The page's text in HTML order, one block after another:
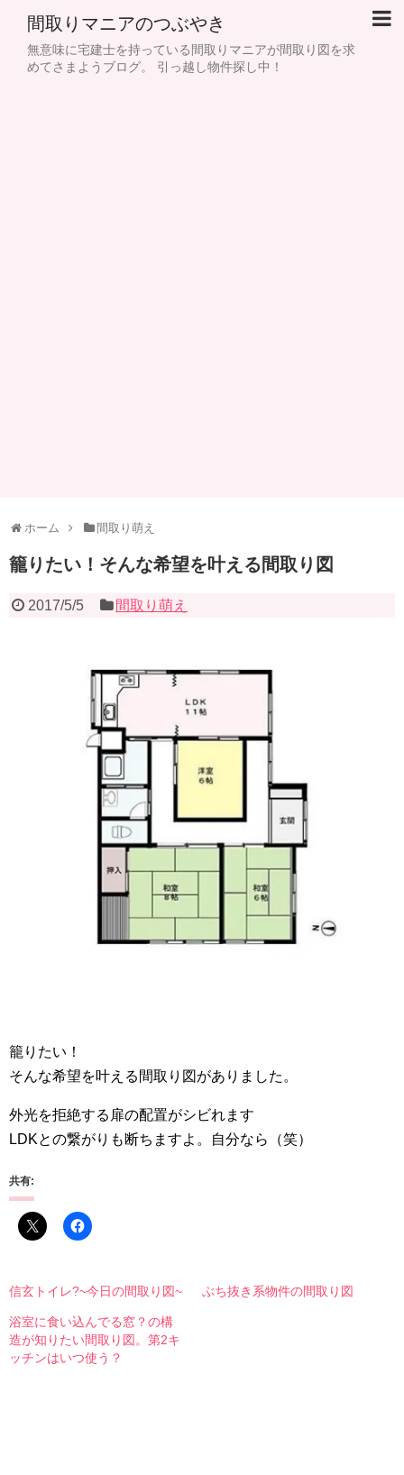
間取りマニアのつぶやき
無意味に宅建士を持っている間取りマニアが間取り図を求
めてさまようブログ。 引っ越し物件探し中！
ホーム 間取り萌え
籠りたい！そんな希望を叶える間取り図
2017/5/5 間取り萌え
籠りたい！
そんな希望を叶える間取り図がありました。
外光を拒絶する扉の配置がシビれます
LDKとの繋がりも断ちますよ。自分なら（笑）
共有:
信玄トイレ?~今日の間取り図~ ぶち抜き系物件の間取り図
浴室に食い込んでる窓？の構
造が知りたい間取り図。第2キ
ッチンはいつ使う？